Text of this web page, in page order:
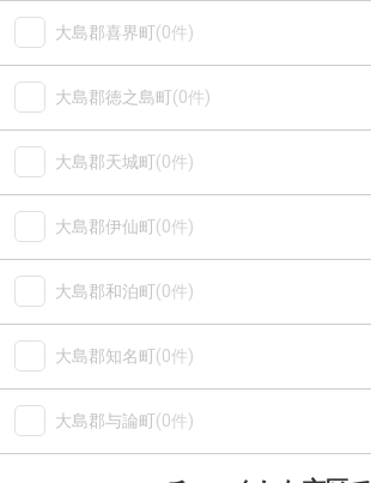
大島郡喜界町(0件)
大島郡徳之島町(0件)
大島郡天城町(0件)
大島郡伊仙町(0件)
大島郡和泊町(0件)
大島郡知名町(0件)
大島郡与論町(0件)